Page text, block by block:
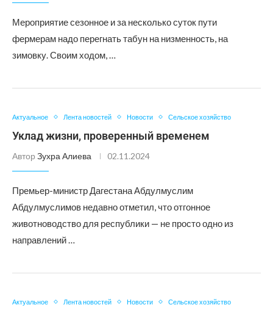
Мероприятие сезонное и за несколько суток пути
фермерам надо перегнать табун на низменность, на
зимовку. Своим ходом, …
Актуальное Лента новостей Новости Сельское хозяйство
Уклад жизни, проверенный временем
Автор Зухра Алиева 02.11.2024
Премьер-министр Дагестана Абдулмуслим
Абдулмуслимов недавно отметил, что отгонное
животноводство для республики — не просто одно из
направлений …
Актуальное Лента новостей Новости Сельское хозяйство